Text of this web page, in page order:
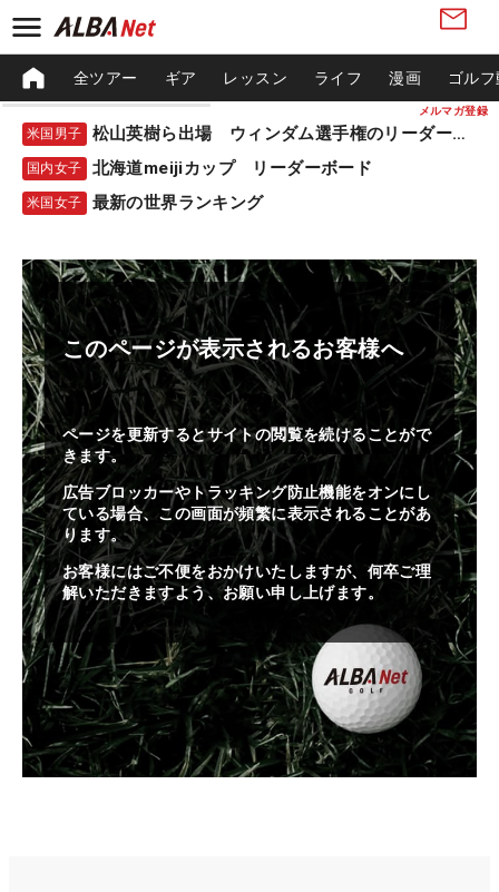
メルマガ登録
全ツアー ギア レッスン ライフ 漫画 ゴル
米国男子 松山英樹ら出場 ウィンダム選手権のリーダーボード
国内女子 北海道meijiカップ リーダーボード
米国女子 最新の世界ランキング
このページが表示されるお客様へ
ページを更新するとサイトの閲覧を続けることがで
きます。
広告ブロッカーやトラッキング防止機能をオンにし
ている場合、この画面が頻繁に表示されることがあ
ります。
お客様にはご不便をおかけいたしますが、何卒ご理
解いただきますよう、お願い申し上げます。